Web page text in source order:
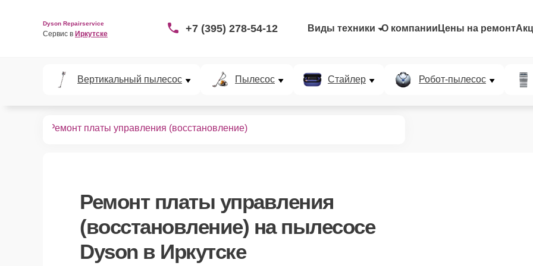
Dyson Repairservice
Сервис в Иркутске +7 (395) 278-54-12 Виды техники О компании Цены на ремонт
Вертикальный пылесос Пылесос Стайлер Робот-пылесос
Ремонт платы управления (восстановление)
Ремонт платы управления
(восстановление) на пылесосе
Dyson в Иркутске